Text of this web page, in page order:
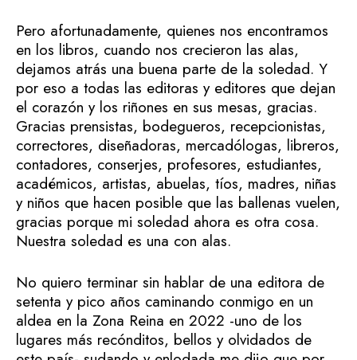
Pero afortunadamente, quienes nos encontramos
en los libros, cuando nos crecieron las alas,
dejamos atrás una buena parte de la soledad. Y
por eso a todas las editoras y editores que dejan
el corazón y los riñones en sus mesas, gracias.
Gracias prensistas, bodegueros, recepcionistas,
correctores, diseñadoras, mercadólogas, libreros,
contadores, conserjes, profesores, estudiantes,
académicos, artistas, abuelas, tíos, madres, niñas
y niños que hacen posible que las ballenas vuelen,
gracias porque mi soledad ahora es otra cosa.
Nuestra soledad es una con alas.
No quiero terminar sin hablar de una editora de
setenta y pico años caminando conmigo en un
aldea en la Zona Reina en 2022 -uno de los
lugares más recónditos, bellos y olvidados de